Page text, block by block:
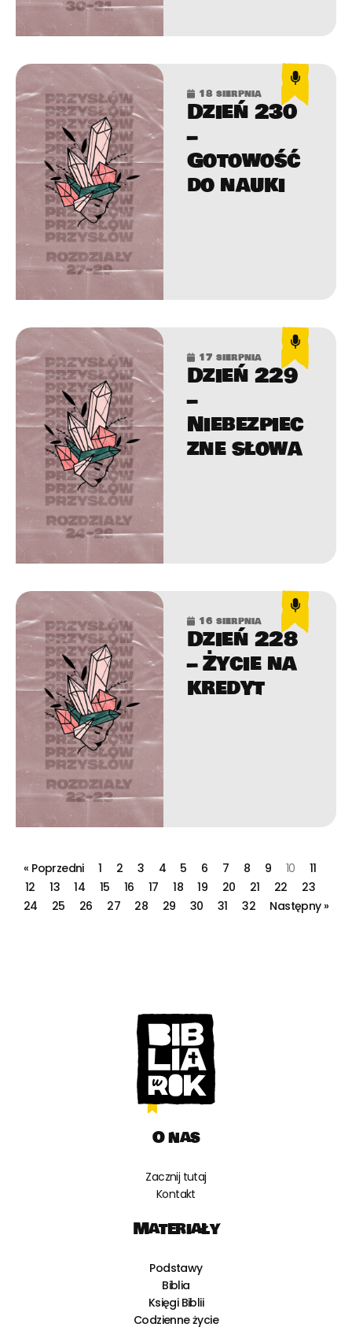
18 sierpnia
Dzień 230
–
Gotowość
do nauki
17 sierpnia
Dzień 229
–
Niebezpiec
zne słowa
16 sierpnia
Dzień 228
– Życie na
kredyt
« Poprzedni 1 2 3 4 5 6 7 8 9 10
11
12
13 14 15 16 17 18 19 20 21 22
23
24
25 26 27 28 29 30 31 32 Następny »
O nas
Zacznij tutaj
Kontakt
Materiały
Podstawy
Biblia
Księgi Biblii
Codzienne życie